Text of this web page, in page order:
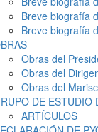
Breve biografía
Breve biografía
Obras del
Obras del
Obras del
DE ESTUDIO
ARTÍCULOS